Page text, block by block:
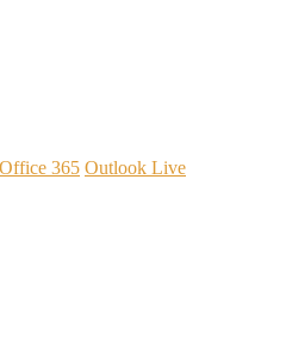
Office 365 Outlook Live